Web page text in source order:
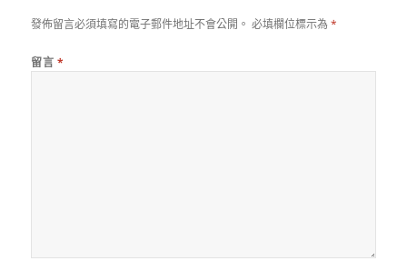
發佈留言必須填寫的電子郵件地址不會公開。 必填欄位標示為*
留言 *